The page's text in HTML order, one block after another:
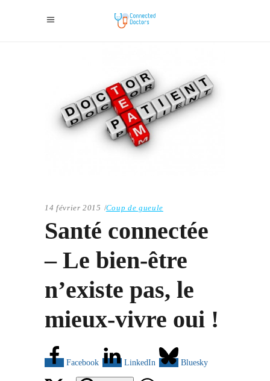
14 février 2015 Coup de gueule
Santé connectée
– Le bien-être
n’existe pas, le
mieux-vivre oui !
Facebook LinkedIn Bluesky